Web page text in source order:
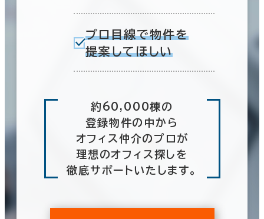
プロ目線で物件を
提案してほしい
約60,000棟の
登録物件の中から
オフィス仲介のプロが
理想のオフィス探しを
徹底サポートいたします。